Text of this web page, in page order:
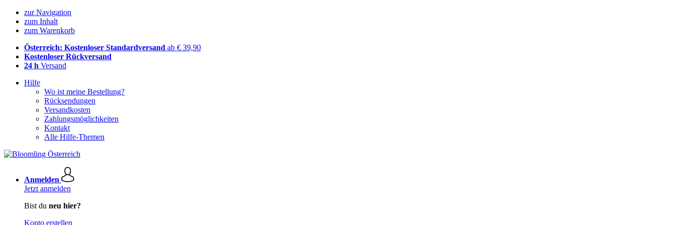
zur Navigation
zum Inhalt
zum Warenkorb
Österreich: Kostenloser Standardversand ab € 39,90
Kostenloser Rückversand
24 h Versand
Hilfe
Wo ist meine Bestellung?
Rücksendungen
Versandkosten
Zahlungsmöglichkeiten
Kontakt
Alle Hilfe-Themen
Anmelden
Jetzt anmelden
Bist du neu hier?
Konto erstellen